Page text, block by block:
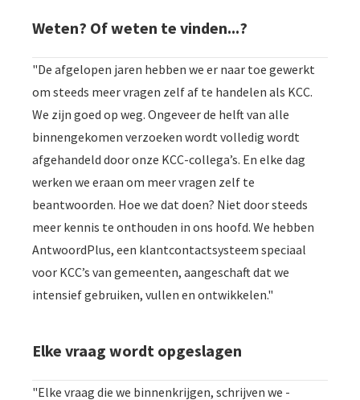
Weten? Of weten te vinden...?
"De afgelopen jaren hebben we er naar toe gewerkt
om steeds meer vragen zelf af te handelen als KCC.
We zijn goed op weg. Ongeveer de helft van alle
binnengekomen verzoeken wordt volledig wordt
afgehandeld door onze KCC-collega’s. En elke dag
werken we eraan om meer vragen zelf te
beantwoorden. Hoe we dat doen? Niet door steeds
meer kennis te onthouden in ons hoofd. We hebben
AntwoordPlus, een klantcontactsysteem speciaal
voor KCC’s van gemeenten, aangeschaft dat we
intensief gebruiken, vullen en ontwikkelen."
Elke vraag wordt opgeslagen
"Elke vraag die we binnenkrijgen, schrijven we -